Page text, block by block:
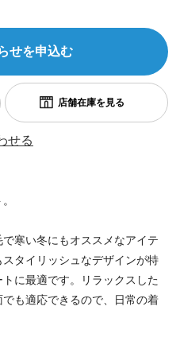
せを申込む
せる
寒い冬にもオススメなアイテ
タイリッシュなデザインが特
に最適です。リラックスした
も適応できるので、日常の着